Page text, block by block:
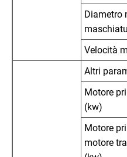
Diametro
Velocità
Altri
Motore
(kw)
Motore
motore